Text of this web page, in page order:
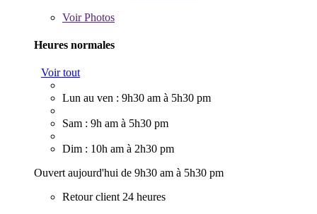
VoirPhotos
Heures normales
Voir tout
Lun au ven : 9h30 am à 5h30 pm
Sam : 9h am à 5h30 pm
Dim : 10h am à 2h30 pm
Ouvert aujourd'hui de 9h30 am à 5h30 pm
Retour client 24 heures